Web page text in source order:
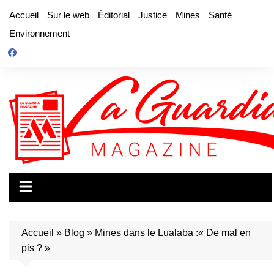
contenu
Accueil Sur le web Éditorial Justice Mines
Santé
Environnement
Accueil » Blog » Mines dans le Lualaba :« De mal en
pis ? »